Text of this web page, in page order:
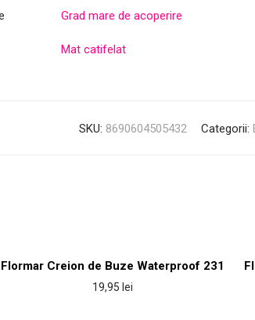
Grad mare de acoperire
Mat catifelat
SKU: 8690604505432 Categorii:
Flormar Creion de Buze Waterproof 231
19,95 lei